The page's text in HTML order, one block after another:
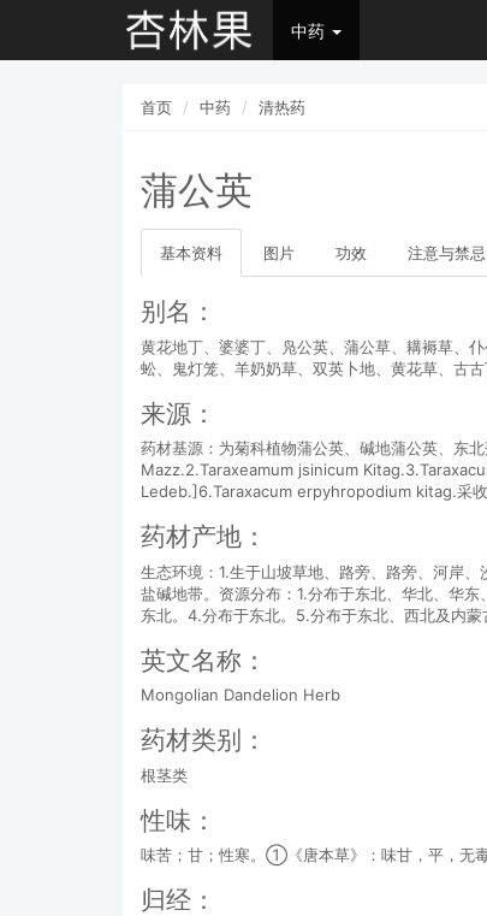
中药
首页 中药 清热药
蒲公英
基本资料 图片 功效 注意与禁忌
别名：
黄花地丁、婆婆丁、凫公英、蒲公草、耩褥草、
蚣、鬼灯笼、羊奶奶草、双英卜地、黄花草、古
来源：
药材基源：为菊科植物蒲公英、碱地蒲公英、东
Mazz.2.Taraxeamum jsinicum
Ledeb.]6.Taraxacum erpyhropodium kitag.采收
药材产地：
生态环境：1.生于山坡草地、路旁、路旁、河岸
盐碱地带。资源分布：1.分布于东北、华北、华
东北。4.分布于东北。5.分布于东北、西北及内
英文名称：
Mongolian Dandelion Herb
药材类别：
根茎类
性味：
味苦；甘；性寒。①《唐本草》：味甘，平，无
归经：